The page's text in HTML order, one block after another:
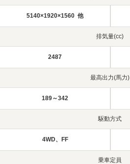
5140×1920×1560 他
排気量(cc)
2487
最高出力(馬力)
189～342
駆動方式
4WD、FF
乗車定員